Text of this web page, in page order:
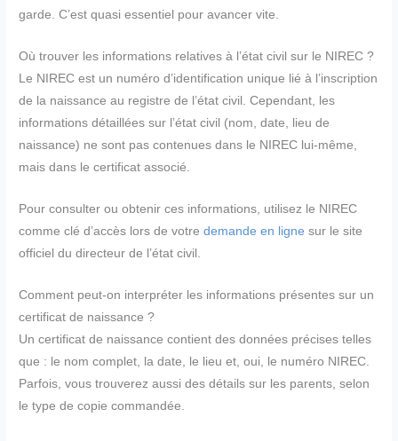
garde. C’est quasi essentiel pour avancer vite.
Où trouver les informations relatives à l’état civil sur le NIREC ?
Le NIREC est un numéro d’identification unique lié à l’inscription
de la naissance au registre de l’état civil. Cependant, les
informations détaillées sur l’état civil (nom, date, lieu de
naissance) ne sont pas contenues dans le NIREC lui-même,
mais dans le certificat associé.
Pour consulter ou obtenir ces informations, utilisez le NIREC
comme clé d’accès lors de votredemande en ligne sur le site
officiel du directeur de l’état civil.
Comment peut-on interpréter les informations présentes sur un
certificat de naissance ?
Un certificat de naissance contient des données précises telles
que : le nom complet, la date, le lieu et, oui, le numéro NIREC.
Parfois, vous trouverez aussi des détails sur les parents, selon
le type de copie commandée.